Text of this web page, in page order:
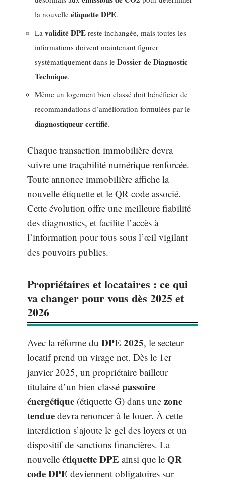
la nouvelle étiquette DPE.
La validité DPE reste inchangée, mais toutes les
informations doivent maintenant figurer
systématiquement dans le Dossier de Diagnostic
Technique.
Même un logement bien classé doit bénéficier de
recommandations d’amélioration formulées par le
diagnostiqueur certifié.
Chaque transaction immobilière devra
suivre une traçabilité numérique renforcée.
Toute annonce immobilière affiche la
nouvelle étiquette et le QR code associé.
Cette évolution offre une meilleure fiabilité
des diagnostics, et facilite l’accès à
l’information pour tous sous l’œil vigilant
des pouvoirs publics.
Propriétaires et locataires : ce qui
va changer pour vous dès 2025 et
2026
Avec la réforme du DPE 2025, le secteur
locatif prend un virage net. Dès le 1er
janvier 2025, un propriétaire bailleur
titulaire d’un bien classé passoire
énergétique (étiquette G) dans une zone
tendue devra renoncer à le louer. À cette
interdiction s’ajoute le gel des loyers et un
dispositif de sanctions financières. La
nouvelle étiquette DPE ainsi que le QR
code DPE deviennent obligatoires sur